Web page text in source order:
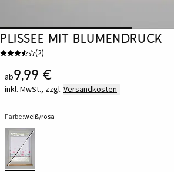
Plissee mit Blumendruck
(2)
ab9,99 €
inkl. MwSt., zzgl. Versandkosten
Farbe:weiß/rosa